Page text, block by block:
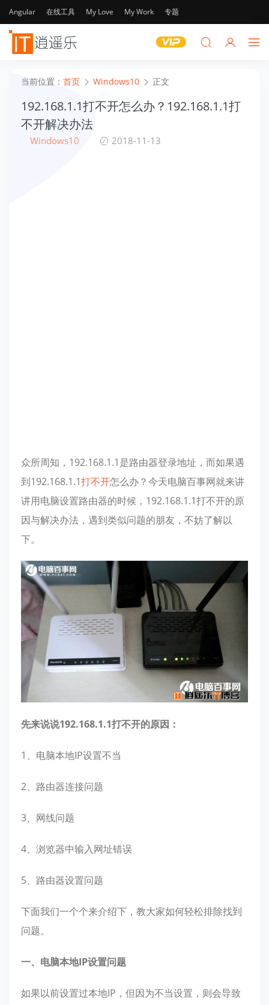
Angular 在线工具 My Love My Work 专题
当前位置： 首页 Windows10 正文
192.168.1.1打不开怎么办？192.168.1.1打
不开解决办法
Windows10 2018-11-13
众所周知，192.168.1.1是路由器登录地址，而如果遇
到192.168.1.1打不开怎么办？今天电脑百事网就来讲
讲用电脑设置路由器的时候，192.168.1.1打不开的原
因与解决办法，遇到类似问题的朋友，不妨了解以
下。
先来说说192.168.1.1打不开的原因：
1、电脑本地IP设置不当
2、路由器连接问题
3、网线问题
4、浏览器中输入网址错误
5、路由器设置问题
下面我们一个个来介绍下，教大家如何轻松排除找到
问题。
一、电脑本地IP设置问题
如果以前设置过本地IP，但因为不当设置，则会导致